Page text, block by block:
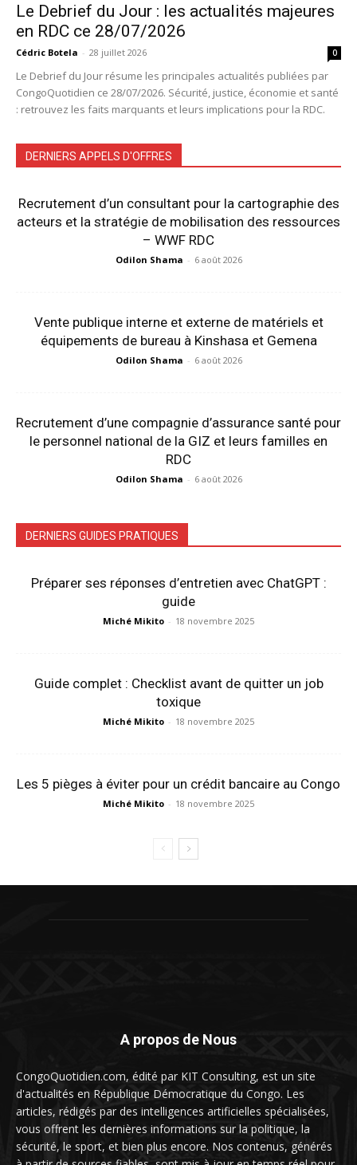
Le Debrief du Jour : les actualités majeures
en RDC ce 28/07/2026
Cédric Botela - 28 juillet 2026 0
Le Debrief du Jour résume les principales actualités publiées par
CongoQuotidien ce 28/07/2026. Sécurité, justice, économie et santé
: retrouvez les faits marquants et leurs implications pour la RDC.
DERNIERS APPELS D'OFFRES
Recrutement d’un consultant pour la cartographie des
acteurs et la stratégie de mobilisation des ressources
– WWF RDC
Odilon Shama - 6 août 2026
Vente publique interne et externe de matériels et
équipements de bureau à Kinshasa et Gemena
Odilon Shama - 6 août 2026
Recrutement d’une compagnie d’assurance santé pour
le personnel national de la GIZ et leurs familles en
RDC
Odilon Shama - 6 août 2026
DERNIERS GUIDES PRATIQUES
Préparer ses réponses d’entretien avec ChatGPT :
guide
Miché Mikito - 18 novembre 2025
Guide complet : Checklist avant de quitter un job
toxique
Miché Mikito - 18 novembre 2025
Les 5 pièges à éviter pour un crédit bancaire au Congo
Miché Mikito - 18 novembre 2025
A propos de Nous
CongoQuotidien.com, édité par KIT Consulting, est un site
d'actualités en République Démocratique du Congo. Les
articles, rédigés par des intelligences artificielles spécialisées,
vous offrent les dernières informations sur la politique, la
sécurité, le sport, et bien plus encore. Nos contenus, générés